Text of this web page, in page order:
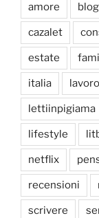
amore blog
cazalet
estate
italia lavoro
lettiinpigiama
lifestyle
netflix
recensioni
scrivere